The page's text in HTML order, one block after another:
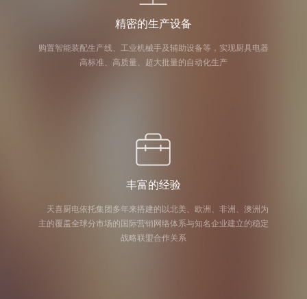
精密的生产设备
购置智能装配生产线、工业机械手及辅助设备等，实现厨具电器
高标准、高质量、超大批量的自动化生产
丰富的经验
天喜厨电依托集团多年来搭建的以北美、欧洲、非洲、澳洲为
主的覆盖全球分市场的国际营销网络体系与知名企业建立的稳定
战略联盟合作关系